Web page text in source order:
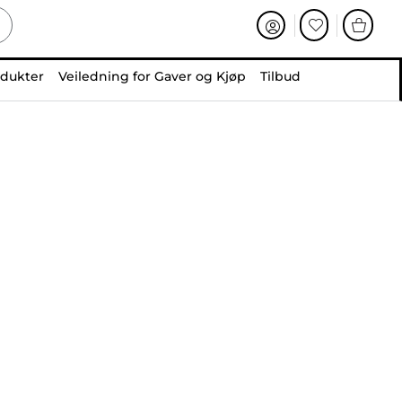
Veiledning for Gaver og Kjøp Tilbud